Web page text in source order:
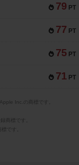
79 PT
77 PT
75 PT
71 PT
Inc.の商標です。
商標です。
です。